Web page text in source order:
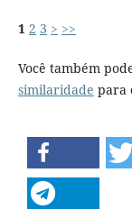
1 2 3 > >>
Você também
similaridade para